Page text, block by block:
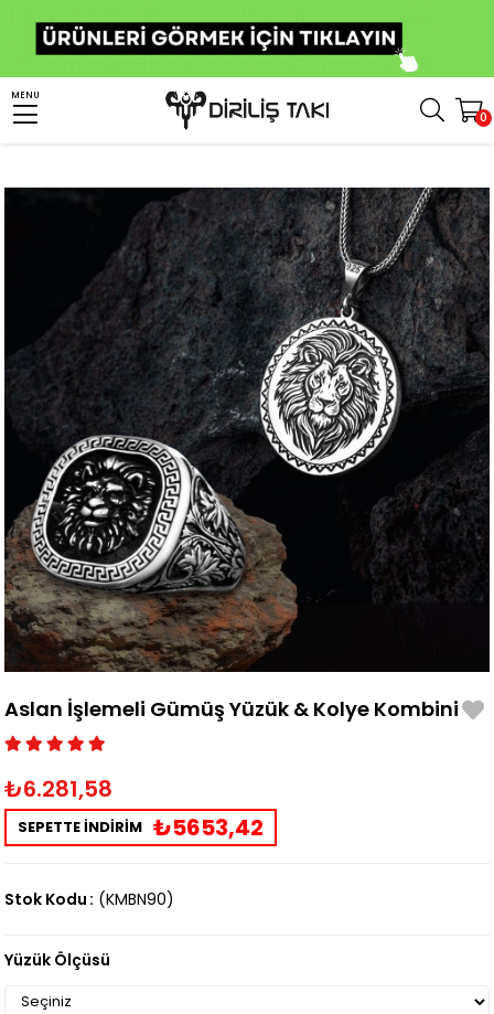
MENU
0
Yüzük Kolye Kombinleri
Aslan İşlemeli Gümüş Yüzük & Kolye Kombini
Aslan İşlemeli Gümüş Yüzük & Kolye Kombini
₺6.281,58
SEPETTE İNDİRİM ₺5653,42
Stok Kodu (KMBN90)
Yüzük Ölçüsü